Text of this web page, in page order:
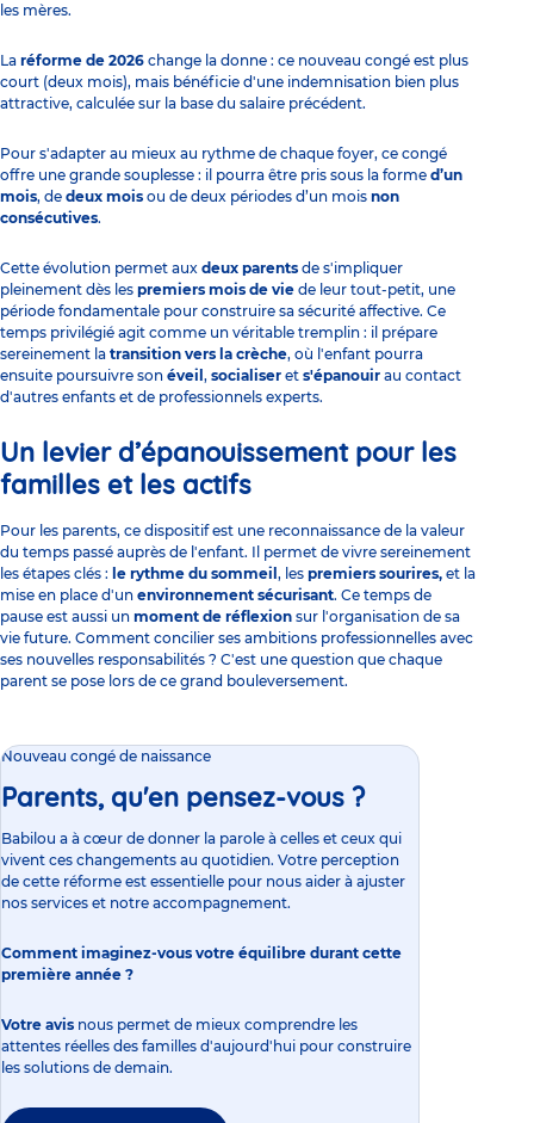
les mères.
La réforme de 2026 change la donne : ce nouveau congé est plus
court (deux mois), mais bénéficie d'une indemnisation bien plus
attractive, calculée sur la base du salaire précédent.
Pour s'adapter au mieux au rythme de chaque foyer, ce congé
offre une grande souplesse : il pourra être pris sous la forme d’un
mois, de deux mois ou de deux périodes d’un mois non
consécutives.
Cette évolution permet aux deux parents de s'impliquer
pleinement dès les premiers mois de vie de leur tout-petit, une
période fondamentale pour construire sa sécurité affective. Ce
temps privilégié agit comme un véritable tremplin : il prépare
sereinement la transition vers la crèche, où l'enfant pourra
ensuite poursuivre son éveil , socialiser et s'épanouir au contact
d'autres enfants et de professionnels experts.
Un levier d’épanouissement pour les
familles et les actifs
Pour les parents, ce dispositif est une reconnaissance de la valeur
du temps passé auprès de l'enfant. Il permet de vivre sereinement
les étapes clés : le rythme du sommeil , les premiers sourires, et la
mise en place d'un environnement sécurisant. Ce temps de
pause est aussi un moment de réflexion sur l'organisation de sa
vie future. Comment concilier ses ambitions professionnelles avec
ses nouvelles responsabilités ? C'est une question que chaque
parent se pose lors de ce grand bouleversement.
Nouveau congé de naissance
Parents, qu'en pensez-vous ?
Babilou a à cœur de donner la parole à celles et ceux qui
vivent ces changements au quotidien. Votre perception
de cette réforme est essentielle pour nous aider à ajuster
nos services et notre accompagnement.
Comment imaginez-vous votre équilibre durant cette
première année ?
Votre avis nous permet de mieux comprendre les
attentes réelles des familles d'aujourd'hui pour construire
les solutions de demain.